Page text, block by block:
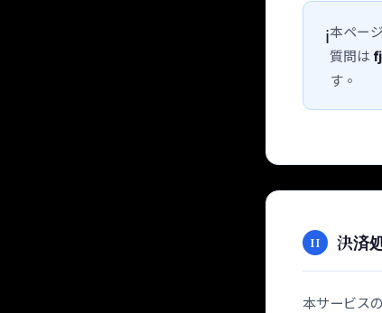
ℹ️本ペー
質問は
す。
II 決済
本サービス